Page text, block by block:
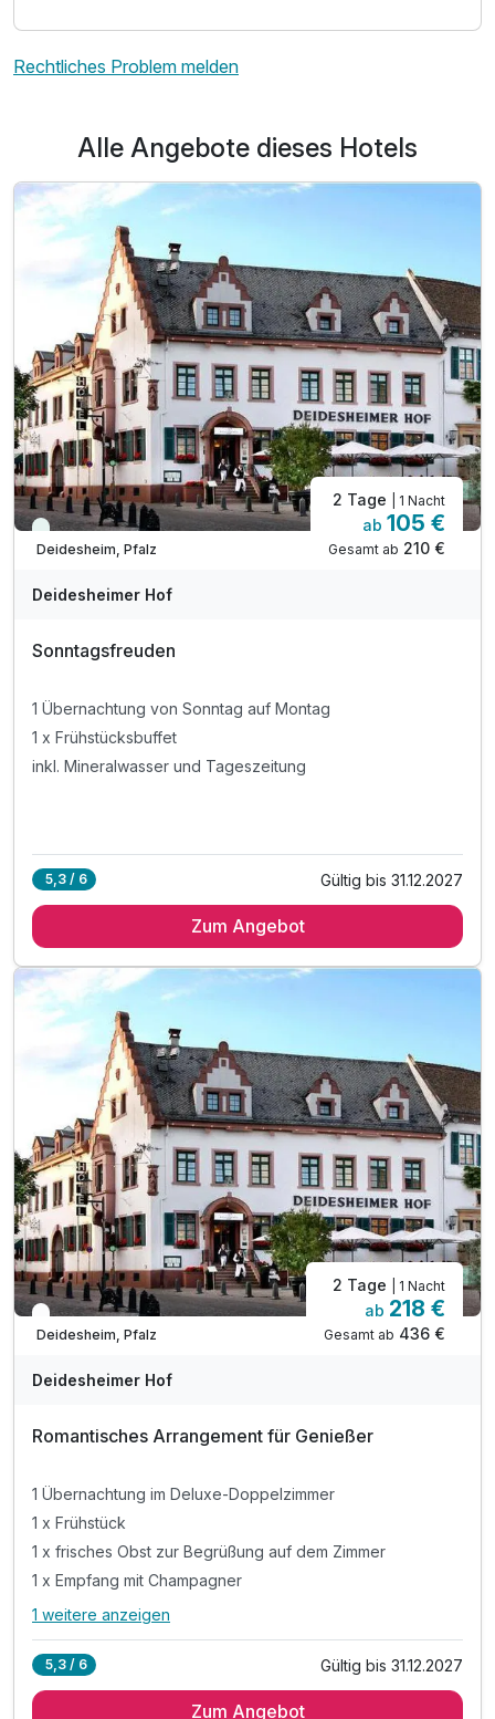
Rechtliches Problem melden
Alle Angebote dieses Hotels
Viele Termine frei
Deidesheim, Pfalz
2 Tage | 1 Nacht
ab 105 €
Gesamt ab 210 €
Deidesheimer Hof
Sonntagsfreuden
1 Übernachtung von Sonntag auf Montag
1 x Frühstücksbuffet
inkl. Mineralwasser und Tageszeitung
5,3 / 6 Gültig bis 31.12.2027
Zum Angebot
In 1 Woche wieder frei
Deidesheim, Pfalz
2 Tage | 1 Nacht
ab 218 €
Gesamt ab 436 €
Deidesheimer Hof
Romantisches Arrangement für Genießer
1 Übernachtung im Deluxe-Doppelzimmer
1 x Frühstück
1 x frisches Obst zur Begrüßung auf dem Zimmer
1 x Empfang mit Champagner
Alle Inklusivleistungen
1 weitere anzeigen
5,3 / 6 Gültig bis 31.12.2027
Zum Angebot